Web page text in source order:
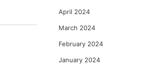
April 2024
March 2024
February 2024
January 2024